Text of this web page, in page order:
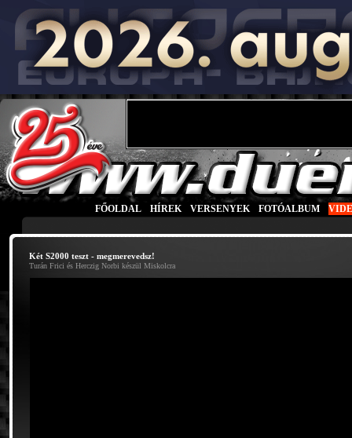
FŐOLDAL HÍREK VERSENYEK FOTÓALBUM
Két S2000 teszt - megmerevedsz!
Turán Frici és Herczig Norbi készül Miskolcra